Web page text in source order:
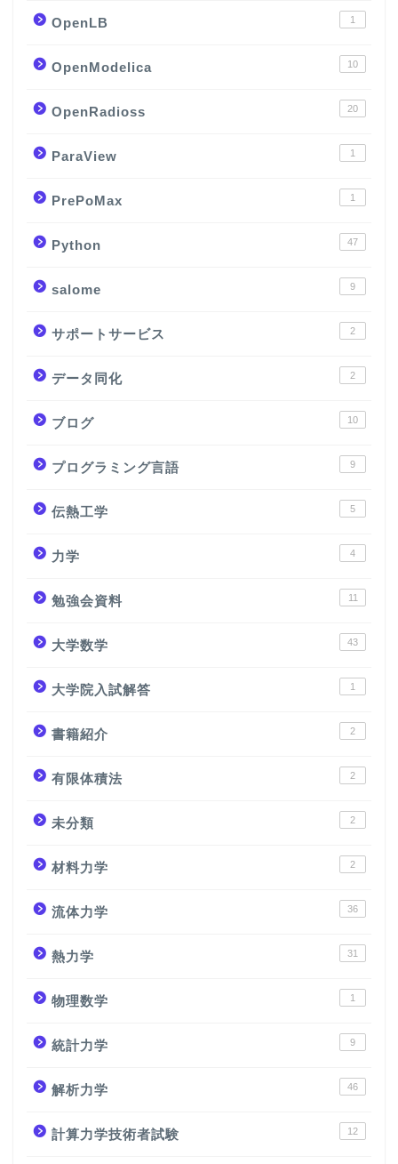
OpenLB 1
OpenModelica 10
OpenRadioss 20
ParaView 1
PrePoMax 1
Python 47
salome 9
サポートサービス 2
データ同化 2
ブログ 10
プログラミング言語 9
伝熱工学 5
力学 4
勉強会資料 11
大学数学 43
大学院入試解答 1
書籍紹介 2
有限体積法 2
未分類 2
材料力学 2
流体力学 36
熱力学 31
物理数学 1
統計力学 9
解析力学 46
計算力学技術者試験 12